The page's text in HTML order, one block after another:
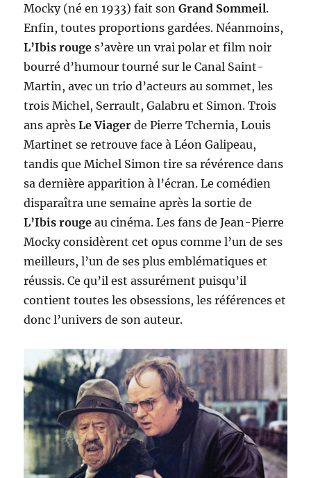
Mocky (né en 1933) fait sonGrand Sommeil.
Enfin, toutes proportions gardées. Néanmoins,
L’Ibis rouge s’avère un vrai polar et film noir
bourré d’humour tourné sur le Canal Saint-
Martin, avec un trio d’acteurs au sommet, les
trois Michel, Serrault, Galabru et Simon. Trois
ans après Le Viager de Pierre Tchernia, Louis
Martinet se retrouve face à Léon Galipeau,
tandis que Michel Simon tire sa révérence dans
sa dernière apparition à l’écran. Le comédien
disparaîtra une semaine après la sortie de
L’Ibis rougeau cinéma. Les fans de Jean-Pierre
Mocky considèrent cet opus comme l’un de ses
meilleurs, l’un de ses plus emblématiques et
réussis. Ce qu’il est assurément puisqu’il
contient toutes les obsessions, les références et
donc l’univers de son auteur.